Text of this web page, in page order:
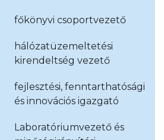
főkönyvi csoportvezető
hálózatüzemeltetési
kirendeltség vezető
fejlesztési, fenntarthatósági
és innovációs igazgató
Laboratóriumvezető és